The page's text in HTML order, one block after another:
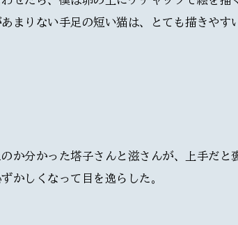
まりない手足の短い猫は、とても描きやす
か分かった塔子さんと滋さんが、上手だと
かしくなって目を逸らした。